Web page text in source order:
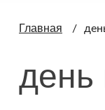
Главная
день